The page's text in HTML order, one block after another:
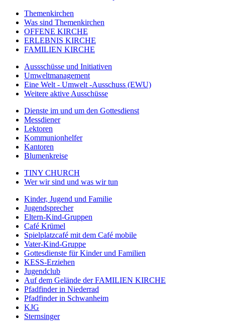
Themenkirchen
Was sind Themenkirchen
OFFENE KIRCHE
ERLEBNIS KIRCHE
FAMILIEN KIRCHE
Aussschüsse und Initiativen
Umweltmanagement
Eine Welt - Umwelt -Ausschuss (EWU)
Weitere aktive Ausschüsse
Dienste im und um den Gottesdienst
Messdiener
Lektoren
Kommunionhelfer
Kantoren
Blumenkreise
TINY CHURCH
Wer wir sind und was wir tun
Kinder, Jugend und Familie
Jugendsprecher
Eltern-Kind-Gruppen
Café Krümel
Spielplatzcafé mit dem Café mobile
Vater-Kind-Gruppe
Gottesdienste für Kinder und Familien
KESS-Erziehen
Jugendclub
Auf dem Gelände der FAMILIEN KIRCHE
Pfadfinder in Niederrad
Pfadfinder in Schwanheim
KJG
Sternsinger